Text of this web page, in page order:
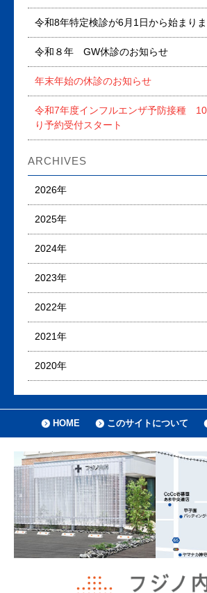
令和8年特定検診が6月1日から始まり
令和８年 GW休診のお知らせ
年末年始の休診のお知らせ
令和7年度インフルエンザ予防接種 10
り予約受付スタート
ARCHIVES
2026年
2025年
2024年
2023年
2022年
2021年
2020年
HOME このサイトについて